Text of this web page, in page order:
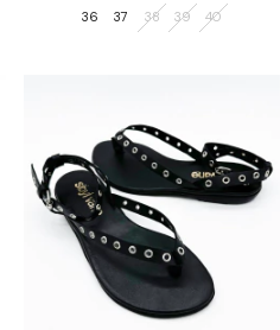
36
37 38 39 40